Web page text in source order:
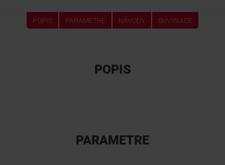
POPIS PARAMETRE NÁVODY SÚVISIACE
POPIS
PARAMETRE